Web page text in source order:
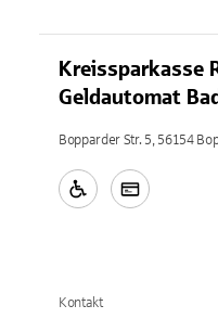
Kreissparkasse
Geldautomat
Bopparder Str. 5, 56154
Kontakt